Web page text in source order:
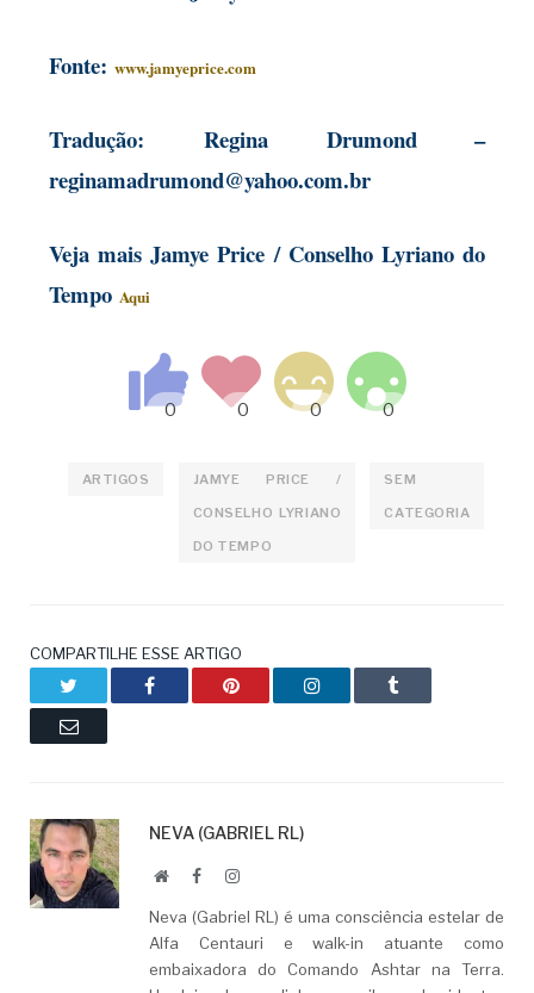
Fonte: www.jamyeprice.com
Tradução: Regina Drumond –
reginamadrumond@yahoo.com.br
Veja mais Jamye Price / Conselho Lyriano do
Tempo Aqui
ARTIGOS
JAMYE PRICE /
CONSELHO LYRIANO
DO TEMPO
SEM
CATEGORIA
COMPARTILHE ESSE ARTIGO
Facebook Pinterest LinkedIn Tumblr
Email
NEVA (GABRIEL RL)
WebsiteFacebookLinkedIn
Neva (Gabriel RL) é uma consciência estelar de
Alfa Centauri e walk-in atuante como
embaixadora do Comando Ashtar na Terra.